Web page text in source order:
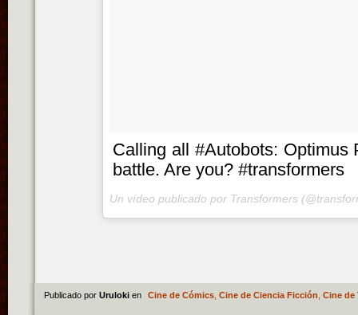
Calling all #Autobots: Optimus
battle. Are you? #transformers
Un vídeo publicado por Transformers
Publicado por Uruloki en Cine de Cómics, Cine de Ciencia Ficción, Cine de